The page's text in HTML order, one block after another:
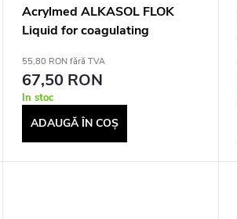
Acrylmed ALKASOL FLOK
Liquid for coagulating
water, 1 litre
55,80 RON fără TVA
67,50 RON
In stoc
ADAUGĂ ÎN COŞ